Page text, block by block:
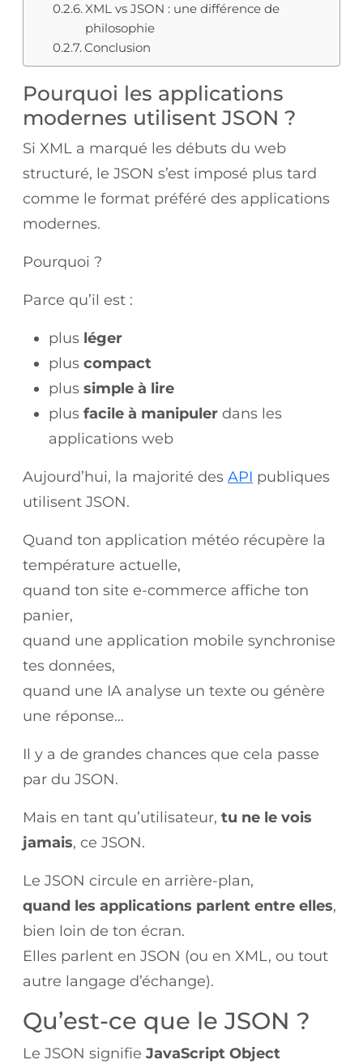
XML vs JSON : une différence de
philosophie
Conclusion
Pourquoi les applications
modernes utilisent JSON ?
Si XML a marqué les débuts du web
structuré, le JSON s’est imposé plus tard
comme le format préféré des applications
modernes.
Pourquoi ?
Parce qu’il est :
plus léger
plus compact
plus simple à lire
plus facile à manipuler dans les
applications web
Aujourd’hui, la majorité des API publiques
utilisent JSON.
Quand ton application météo récupère la
température actuelle,
quand ton site e-commerce affiche ton
panier,
quand une application mobile synchronise
tes données,
quand une IA analyse un texte ou génère
une réponse…
Il y a de grandes chances que cela passe
par du JSON.
Mais en tant qu’utilisateur, tu ne le vois
jamais, ce JSON.
Le JSON circule en arrière-plan,
quand les applications parlent entre elles,
bien loin de ton écran.
Elles parlent en JSON (ou en XML, ou tout
autre langage d’échange).
Qu’est-ce que le JSON ?
Le JSON signifie JavaScript Object